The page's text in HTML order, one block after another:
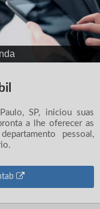
SP, iniciou suas
a lhe oferecer as
pessoal,